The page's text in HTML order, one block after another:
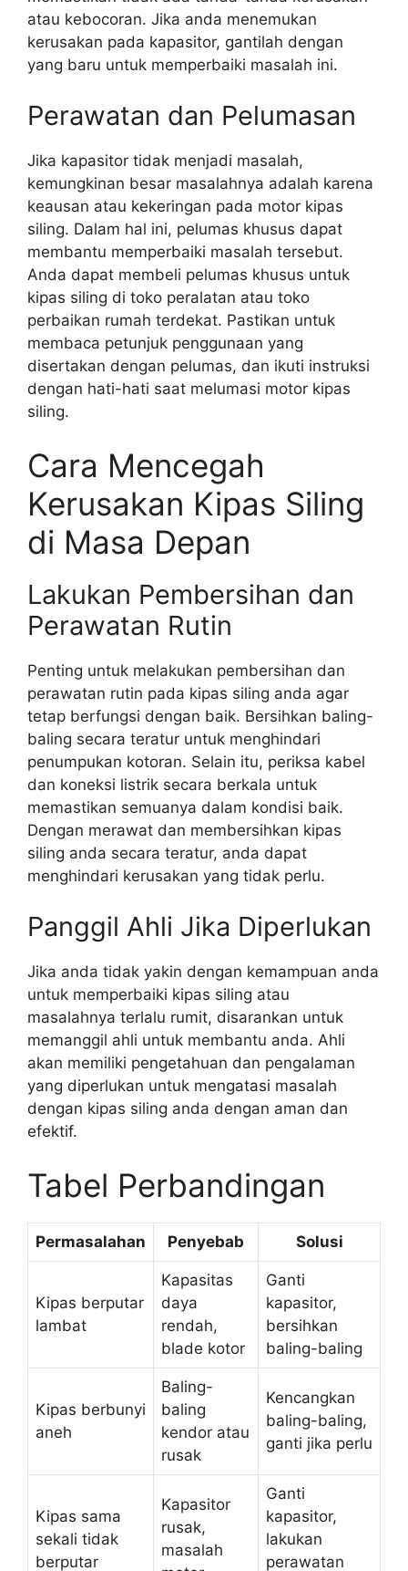
atau kebocoran. Jika anda menemukan
kerusakan pada kapasitor, gantilah dengan
yang baru untuk memperbaiki masalah ini.
Perawatan dan Pelumasan
Jika kapasitor tidak menjadi masalah,
kemungkinan besar masalahnya adalah karena
keausan atau kekeringan pada motor kipas
siling. Dalam hal ini, pelumas khusus dapat
membantu memperbaiki masalah tersebut.
Anda dapat membeli pelumas khusus untuk
kipas siling di toko peralatan atau toko
perbaikan rumah terdekat. Pastikan untuk
membaca petunjuk penggunaan yang
disertakan dengan pelumas, dan ikuti instruksi
dengan hati-hati saat melumasi motor kipas
siling.
Cara Mencegah
Kerusakan Kipas Siling
di Masa Depan
Lakukan Pembersihan dan
Perawatan Rutin
Penting untuk melakukan pembersihan dan
perawatan rutin pada kipas siling anda agar
tetap berfungsi dengan baik. Bersihkan baling-
baling secara teratur untuk menghindari
penumpukan kotoran. Selain itu, periksa kabel
dan koneksi listrik secara berkala untuk
memastikan semuanya dalam kondisi baik.
Dengan merawat dan membersihkan kipas
siling anda secara teratur, anda dapat
menghindari kerusakan yang tidak perlu.
Panggil Ahli Jika Diperlukan
Jika anda tidak yakin dengan kemampuan anda
untuk memperbaiki kipas siling atau
masalahnya terlalu rumit, disarankan untuk
memanggil ahli untuk membantu anda. Ahli
akan memiliki pengetahuan dan pengalaman
yang diperlukan untuk mengatasi masalah
dengan kipas siling anda dengan aman dan
efektif.
Tabel Perbandingan
Permasalahan Penyebab Solusi
Kipas berputar
lambat
Kapasitas
daya
rendah,
blade kotor
Ganti
kapasitor,
bersihkan
baling-baling
Kipas berbunyi
aneh
Baling-
baling
kendor atau
rusak
Kencangkan
baling-baling,
ganti jika perlu
Kipas sama
sekali tidak
berputar
Kapasitor
rusak,
masalah
Ganti
kapasitor,
lakukan
perawatan